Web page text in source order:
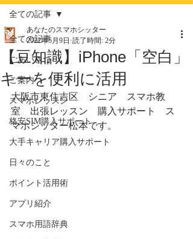
全ての記事
ごあいさつ
ご案内
スマホレッスン
格安SIM購入サポート
大手キャリア購入サポート
日々のこと
ポイント活用術
アプリ紹介
スマホ用語辞典
全ての記事
【豆知識】iPhone「空白」
キーを便利に活用
あなたのスマホシッター
2022年5月9日 読了時間: 2分
大阪市東住吉区　シニア　スマホ教
室　出張レッスン　購入サポート　ス
マホシッター松本です。